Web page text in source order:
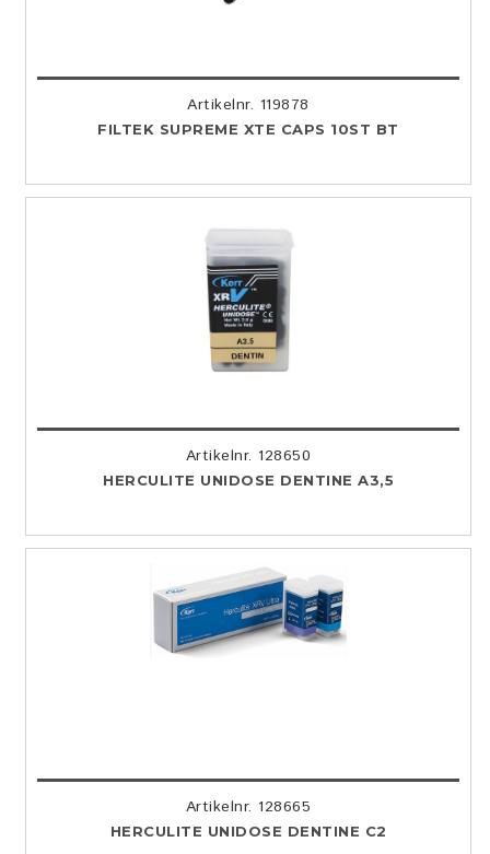
Artikelnr. 119878
FILTEK SUPREME XTE CAPS 10ST BT
Artikelnr. 128650
HERCULITE UNIDOSE DENTINE A3,5
Artikelnr. 128665
HERCULITE UNIDOSE DENTINE C2